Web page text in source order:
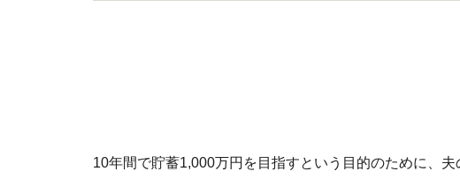
10年間で貯蓄1,000万円を目指すという目的のために、